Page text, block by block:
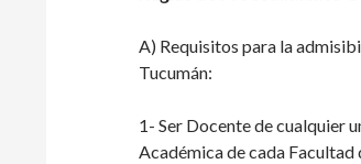
A) Requisitos para la
Tucumán:
1- Ser Docente de cualquier
Académica de cada